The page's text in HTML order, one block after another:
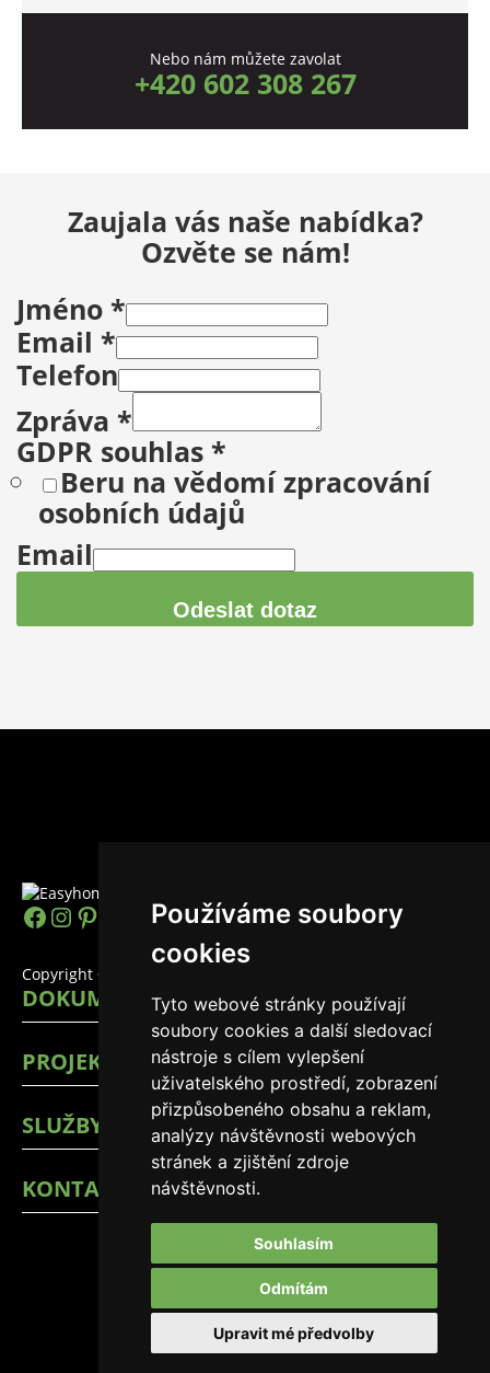
Používáme soubory
cookies
Tyto webové stránky používají
soubory cookies a další sledovací
nástroje s cílem vylepšení
uživatelského prostředí, zobrazení
přizpůsobeného obsahu a reklam,
analýzy návštěvnosti webových
stránek a zjištění zdroje
návštěvnosti.
Souhlasím
Odmítám
Upravit mé předvolby
Nebo nám můžete zavolat
+420 602 308 267
Zaujala vás naše nabídka?
Ozvěte se nám!
Jméno *
Email *
Telefon
Zpráva *
GDPR souhlas *
Beru na vědomí zpracování
osobních údajů
Email
Odeslat dotaz
https://www.facebook.com/
Instagram
Pinterest
YouTube
LinkedIn
TikTok
Copyright © 2026 EasyHomes
DOKUMENTY
PROJEKTY
SLUŽBY
KONTAKTY